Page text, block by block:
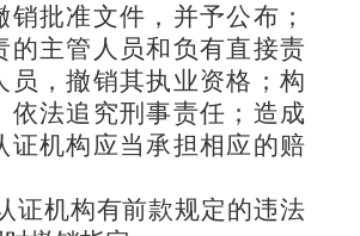
销批准文件，并予公布；
的主管人员和负有直接责
员，撤销其执业资格；构
依法追究刑事责任；造成
证机构应当承担相应的赔
证机构有前款规定的违法